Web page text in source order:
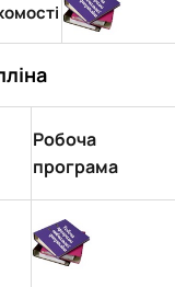
Робоча
програма